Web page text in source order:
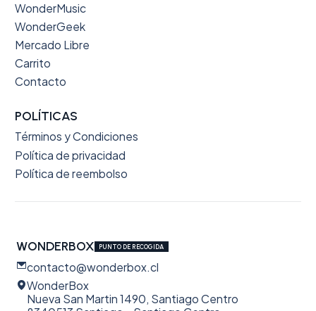
WonderMusic
WonderGeek
Mercado Libre
Carrito
Contacto
POLÍTICAS
Términos y Condiciones
Política de privacidad
Política de reembolso
WONDERBOX PUNTO DE RECOGIDA
contacto@wonderbox.cl
WonderBox
Nueva San Martin 1490, Santiago Centro